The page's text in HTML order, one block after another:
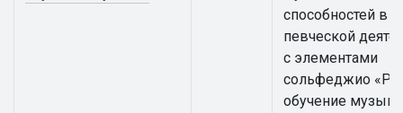
способностей в
певческой
с элементами
сольфеджио
обучение